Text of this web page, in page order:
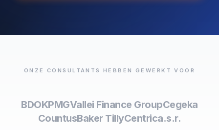
ONZE CONSULTANTS HEBBEN GEWERKT VOOR
BDOKPMGVallei Finance GroupCegeka
CountusBaker TillyCentrica.s.r.